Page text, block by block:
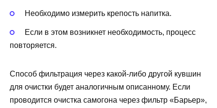
Необходимо измерить крепость напитка.
Если в этом возникнет необходимость, процесс
повторяется.
Способ фильтрация через какой-либо другой кувшин
для очистки будет аналогичным описанному. Если
проводится очистка самогона через фильтр «Барьер»,